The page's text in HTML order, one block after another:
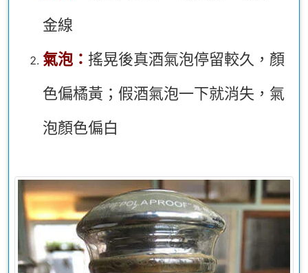
金線
氣泡： 搖晃後真酒氣泡停留較久，顏
色偏橘黃；假酒氣泡一下就消失，氣
泡顏色偏白